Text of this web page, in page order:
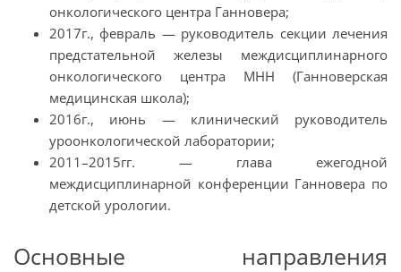
онкологического центра Ганновера;
2017г., февраль —руководитель секции лечения
предстательной железы междисциплинарного
онкологического центра MHH (Ганноверская
медицинская школа);
2016г., июнь —клинический руководитель
уроонкологической лаборатории;
2011–2015гг. — глава ежегодной
междисциплинарной конференции Ганновера по
детской урологии.
Основные направления